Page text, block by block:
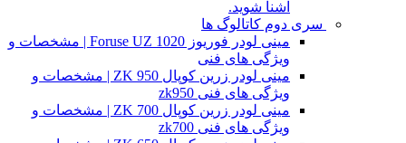
آشنا شوید.
سری دوم کاتالوگ ها
مینی لودر فوریوز Foruse UZ 1020 | مشخصات و
ویژگی های فنی
مینی لودر زرین کوپال ZK 950 | مشخصات و
ویژگی های فنی zk950
مینی لودر زرین کوپال ZK 700 | مشخصات و
ویژگی های فنی zk700